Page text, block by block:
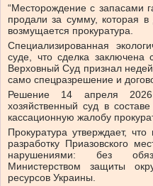
“Месторождение с запасами
продали за сумму, которая
возмущается прокуратура.
Специализированная
суде, что сделка
Верховный Суд признал
само спецразрешение и
Решение 14 апреля
хозяйственный суд в
кассационную жалобу
Прокуратура утверждает,
разработку Приазовского
нарушениями: без
Министерством защиты
ресурсов Украины.